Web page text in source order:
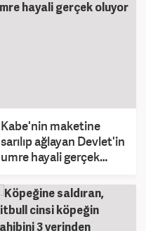
Kabe'nin maketine
sarılıp ağlayan Devlet'in
umre hayali gerçek